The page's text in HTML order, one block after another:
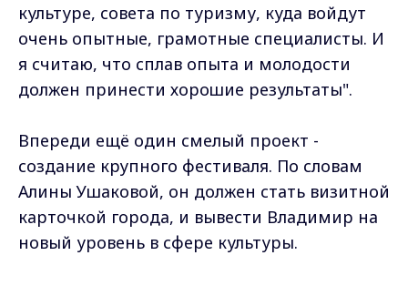
культуре, совета по туризму, куда войдут
очень опытные, грамотные специалисты. И
я считаю, что сплав опыта и молодости
должен принести хорошие результаты".
Впереди ещё один смелый проект -
создание крупного фестиваля. По словам
Алины Ушаковой, он должен стать визитной
карточкой города, и вывести Владимир на
новый уровень в сфере культуры.